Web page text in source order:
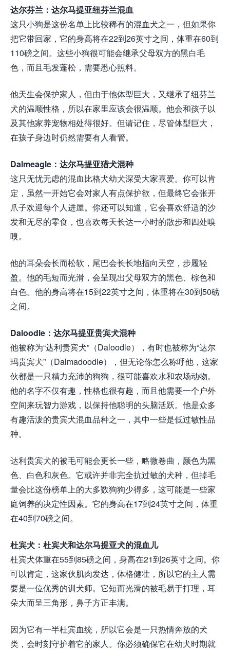
达尔芬兰：达尔马提亚纽芬兰混血
这只小狗是这份名单上比较稀有的混血犬之一，但如果你
把它带回家，它的身高将在22到26英寸之间，体重在60到
110磅之间。这些小狗很可能会继承父母双方的黑白毛
色，而且毛发蓬松，需要悉心照料。
他天生会保护家人，但由于他体型巨大，又继承了纽芬兰
犬的温顺性格，所以在家里应该会很温顺。他会和孩子以
及其他家养宠物相处得很好。但请记住，尽管体型巨大，
在孩子身边时仍然需要有人看管。
Dalmeagle：达尔马提亚猎犬混种
这只无忧无虑的混血比格犬幼犬深受大家喜爱。你可以肯
定，虽然一开始它会对家人有点保护欲，但最终它会张开
爪子欢迎每个人进屋。你还可以知道，它会喜欢舒适的沙
发和无尽的零食，也喜欢每天长达一小时的散步和四处嗅
嗅。
他的耳朵会长而松软，尾巴会长长地指向天空，步履轻
盈。他的毛短而光滑，会呈现出父母双方的黑色、棕色和
白色。他的身高将在15到22英寸之间，体重将在30到50磅
之间。
Daloodle：达尔马提亚贵宾犬混种
他被称为“达利贵宾犬”（Daloodle），有时也被称为“达尔
玛贵宾犬”（Dalmadoodle），但无论你怎么称呼他，这家
伙都是一只精力充沛的狗狗，很可能喜欢水和农场动物。
他的名字不仅有趣，性格也很有趣，而且他需要一个户外
空间来玩智力游戏，以保持他聪明的头脑活跃。他是众多
有趣活泼的贵宾犬混血品种之一，其中一些是低过敏性品
种。
达利贵宾犬的被毛可能会更长一些，略微卷曲，颜色为黑
色、白色和灰色。它或许并非完全抗过敏的犬种，但掉毛
量会比这份榜单上的大多数狗狗少得多，这可能是一些家
庭饲养的决定性因素。它的身高在17到24英寸之间，体重
在40到70磅之间。
杜宾犬：杜宾犬和达尔马提亚犬的混血儿
杜宾犬体重在55到85磅之间，身高在21到26英寸之间。你
可以肯定，这家伙肌肉发达，体格健壮，所以它的主人需
要是一位优秀的训犬师。它短而光滑的被毛易于打理，耳
朵大而呈三角形，鼻子方正丰满。
因为它有一半杜宾血统，所以它会是一只热情奔放的犬
类，会时刻守护着它的家人。你必须确保它在幼犬时期就